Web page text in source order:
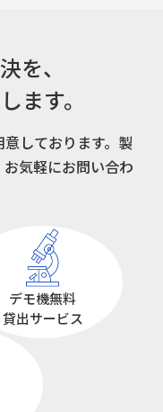
を、
ます。
しております。 製
気軽にお問い合わ
デモ機無料
貸出サービス